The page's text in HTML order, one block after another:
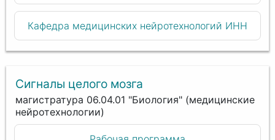
Кафедра медицинских нейротехнологий ИНН
Сигналы целого мозга
магистратура 06.04.01 "Биология" (медицинские
нейротехнологии)